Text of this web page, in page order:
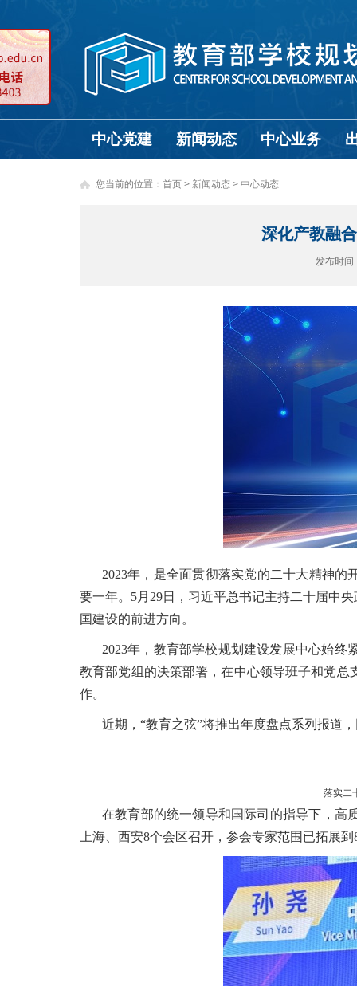
中心党建 新闻动态 中心业务
您当前的位置： 首页 > 新闻动态 > 中心动态
深化产教融
发布时
2023年，是全面贯彻落实党的二十大精神
要一年。5月29日，习近平总书记主持二十届中
国建设的前进方向。
2023年，教育部学校规划建设发展中心始
教育部党组的决策部署，在中心领导班子和党
作。
近期，“教育之弦”将推出年度盘点系列报道
落实二
在教育部的统一领导和国际司的指导下，高
上海、西安8个会区召开，参会专家范围已拓展